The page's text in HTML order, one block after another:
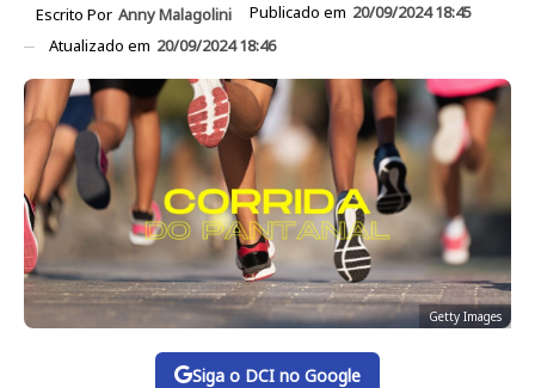
Escrito Por Anny Malagolini Publicado em 20/09/2024 18:45
Atualizado em 20/09/2024 18:46
Getty Images
Siga o DCI no Google